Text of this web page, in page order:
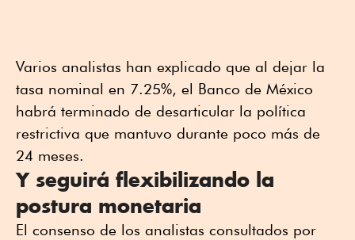
Varios analistas han explicado que al dejar la
tasa nominal en 7.25%, el Banco de México
habrá terminado de desarticular la política
restrictiva que mantuvo durante poco más de
24 meses.
Y seguirá flexibilizando la
postura monetaria
El consenso de los analistas consultados por